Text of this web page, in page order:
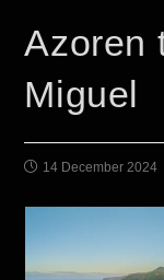
Azoren
Miguel
14 December 2024